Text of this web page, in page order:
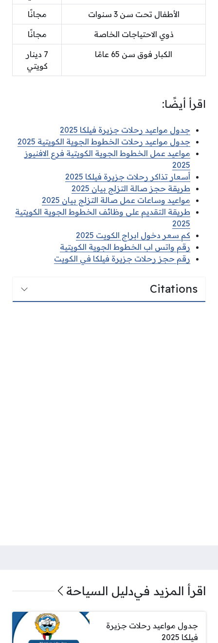
الأطفال تحت سن 3 سنوات مجانًا
ذوي الاحتياجات الخاصة مجانًا
الكبار فوق سن 65 عامًا
7 دينار
كويتي
اقرأ أيضًا:
جدول مواعيد رحلات جزيرة فيلكا 2025
جدول مواعيد رحلات الخطوط الجوية الكويتية 2025
مواعيد عمل الخطوط الجوية الكويتية فرع الافنيوز
2025
أسعار تذاكر رحلات جزيرة فيلكا 2025
طريقة حجز صالة التزلج بيان 2025
مواعيد وساعات عمل صالة التزلج بيان 2025
طريقة التقديم على وظائف الخطوط الجوية الكويتية
2025
كم سعر دخول ابراج الكويت 2025
رقم واتس اب الخطوط الجوية الكويتية
رقم حجز رحلات جزيرة فيلكا في الكويت
Citations
اقرأ المزيد فيدليل السياحة
جدول مواعيد رحلات جزيرة
فيلكا 2025